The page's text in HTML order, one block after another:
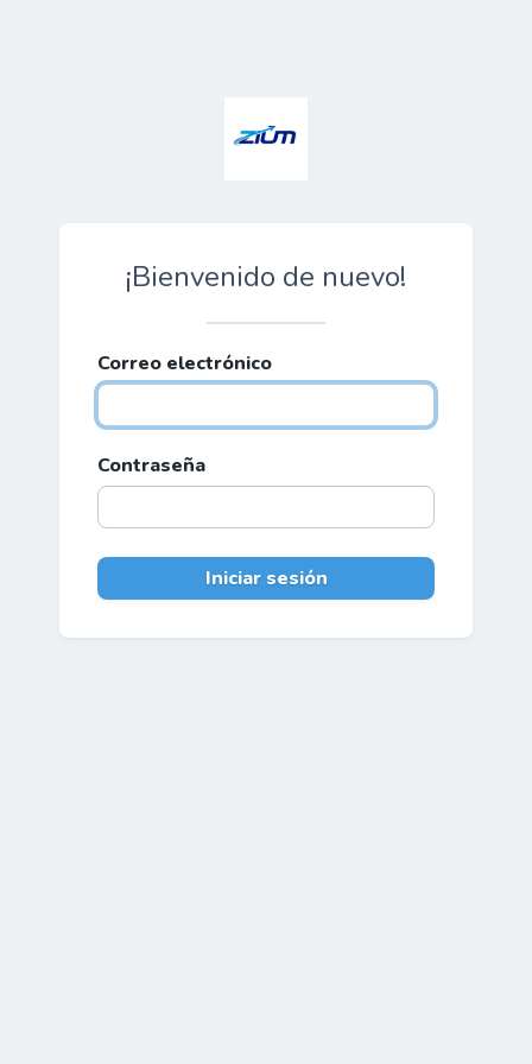
¡Bienvenido de nuevo!
Correo electrónico
Contraseña
Iniciar sesión